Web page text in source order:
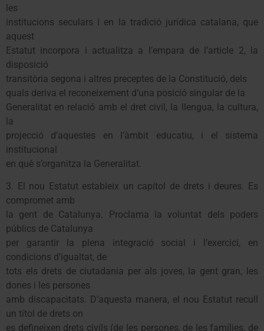
les
institucions seculars i en la tradició jurídica catalana, que
aquest
Estatut incorpora i actualitza a l’empara de l’article 2, la
disposició
transitòria segona i altres preceptes de la Constitució, dels
quals deriva el reconeixement d’una posició singular de la
Generalitat en relació amb el dret civil, la llengua, la cultura,
la
projecció d’aquestes en l’àmbit educatiu, i el sistema
institucional
en què s’organitza la Generalitat.
3. El nou Estatut estableix un capítol de drets i deures. Es
compromet amb
la gent de Catalunya. Proclama la voluntat dels poders
públics de Catalunya
per garantir la plena integració social i l’exercici, en
condicions d’igualtat, de
tots els drets de ciutadania per als joves, la gent gran, les
dones i les persones
amb discapacitats. D’aquesta manera, el nou Estatut recull
un títol de drets on
es defineixen drets civils (de les persones, de les famílies, de